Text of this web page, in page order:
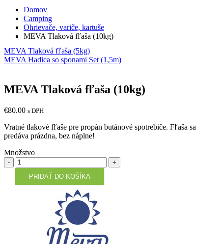
Domov
Camping
Ohrievače, variče, kartuše
MEVA Tlaková fľaša (10kg)
MEVA Tlaková fľaša (5kg)
MEVA Hadica so sponami Set (1,5m)
MEVA Tlaková fľaša (10kg)
€80.00 s DPH
Vratné tlakové fľaše pre propán butánové spotrebiče. Fľaša sa
predáva prázdna, bez náplne!
Množstvo
Množstvo
PRIDAŤ DO KOŠÍKA